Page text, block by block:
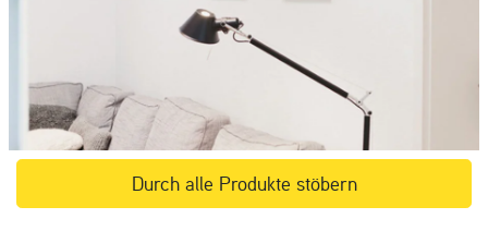
Durch alle Produkte stöbern